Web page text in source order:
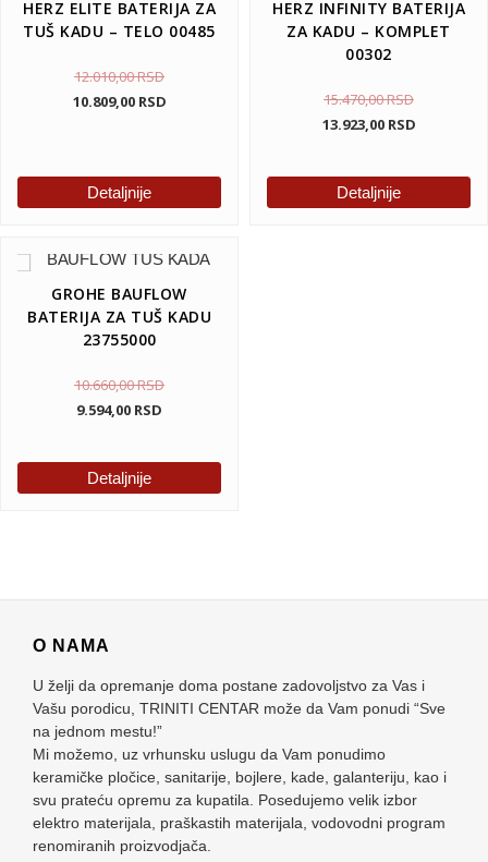
HERZ ELITE BATERIJA ZA
TUŠ KADU – TELO 00485
12.010,00RSD
10.809,00 RSD
Detaljnije
HERZ INFINITY BATERIJA
ZA KADU – KOMPLET
00302
15.470,00RSD
13.923,00 RSD
Detaljnije
GROHE BAUFLOW
BATERIJA ZA TUŠ KADU
23755000
10.660,00RSD
9.594,00 RSD
Detaljnije
O NAMA
U želji da opremanje doma postane zadovoljstvo za Vas i
Vašu porodicu, TRINITI CENTAR može da Vam ponudi “Sve
na jednom mestu!”
Mi možemo, uz vrhunsku uslugu da Vam ponudimo
keramičke pločice, sanitarije, bojlere, kade, galanteriju, kao i
svu prateću opremu za kupatila. Posedujemo velik izbor
elektro materijala, praškastih materijala, vodovodni program
renomiranih proizvodjača.